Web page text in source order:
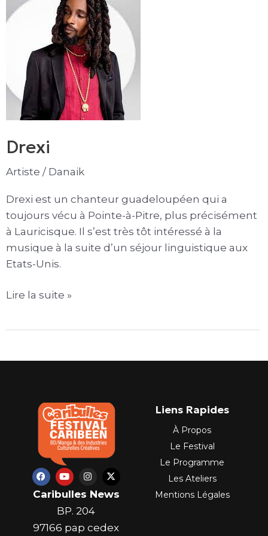
Drexi
Artiste / Danaik
Drexi est un chanteur guadeloupéen qui a
toujours vécu à Pointe-à-Pitre, plus précisément
à Lauricisque. Il s’est très tôt intéressé à la
musique à la suite d’un séjour linguistique aux
Etats-Unis.
Lire la suite »
F
a
c
e
o
Y
o
u
t
u
b
e
I
n
s
a
g
r
X
-
w
t
Caribulles News
BP. 204
97166 pap cedex
Liens Rapides
À Propos
Le Festival
Le Programme
Les Ateliers
Mentions Légales